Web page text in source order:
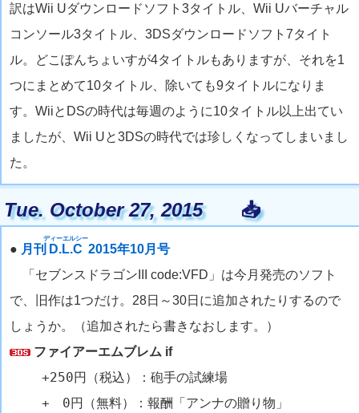
訳はWii Uダウンロードソフト3タイトル、Wii Uバーチャル
コンソール3タイトル、3DSダウンロードソフト7タイト
ル。どこぽんちょいすが4タイトルもありますが、それを1
つにまとめて10タイトル、除いても9タイトルになりま
す。WiiとDSの時代は毎週のように10タイトル以上出てい
ましたが、Wii Uと3DSの時代では珍しくなってしまいまし
た。
Tue. October 27, 2015📥
● 月刊 D.L.C
ディーエルシー
2015年10月号
「セブンスドラゴンIII code:VFD」は今月発売のソフト
で、旧作は1つだけ。28日～30日に追加されたりするので
しょうか。（追加されたら書きなおします。）
ファイアーエムブレム if
+250円（税込）：砲手の試練場
+ 0円（無料）：報酬「アンナの贈り物」